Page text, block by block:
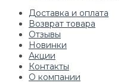
Доставка и оплата
Возврат товара
Отзывы
Новинки
Акции
Контакты
О компании